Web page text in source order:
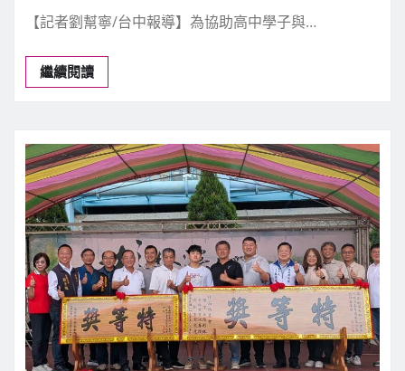
【記者劉幫寧/台中報導】為協助高中學子與…
繼續閱讀